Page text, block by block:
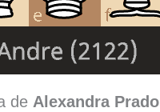
de Alexandra Prado